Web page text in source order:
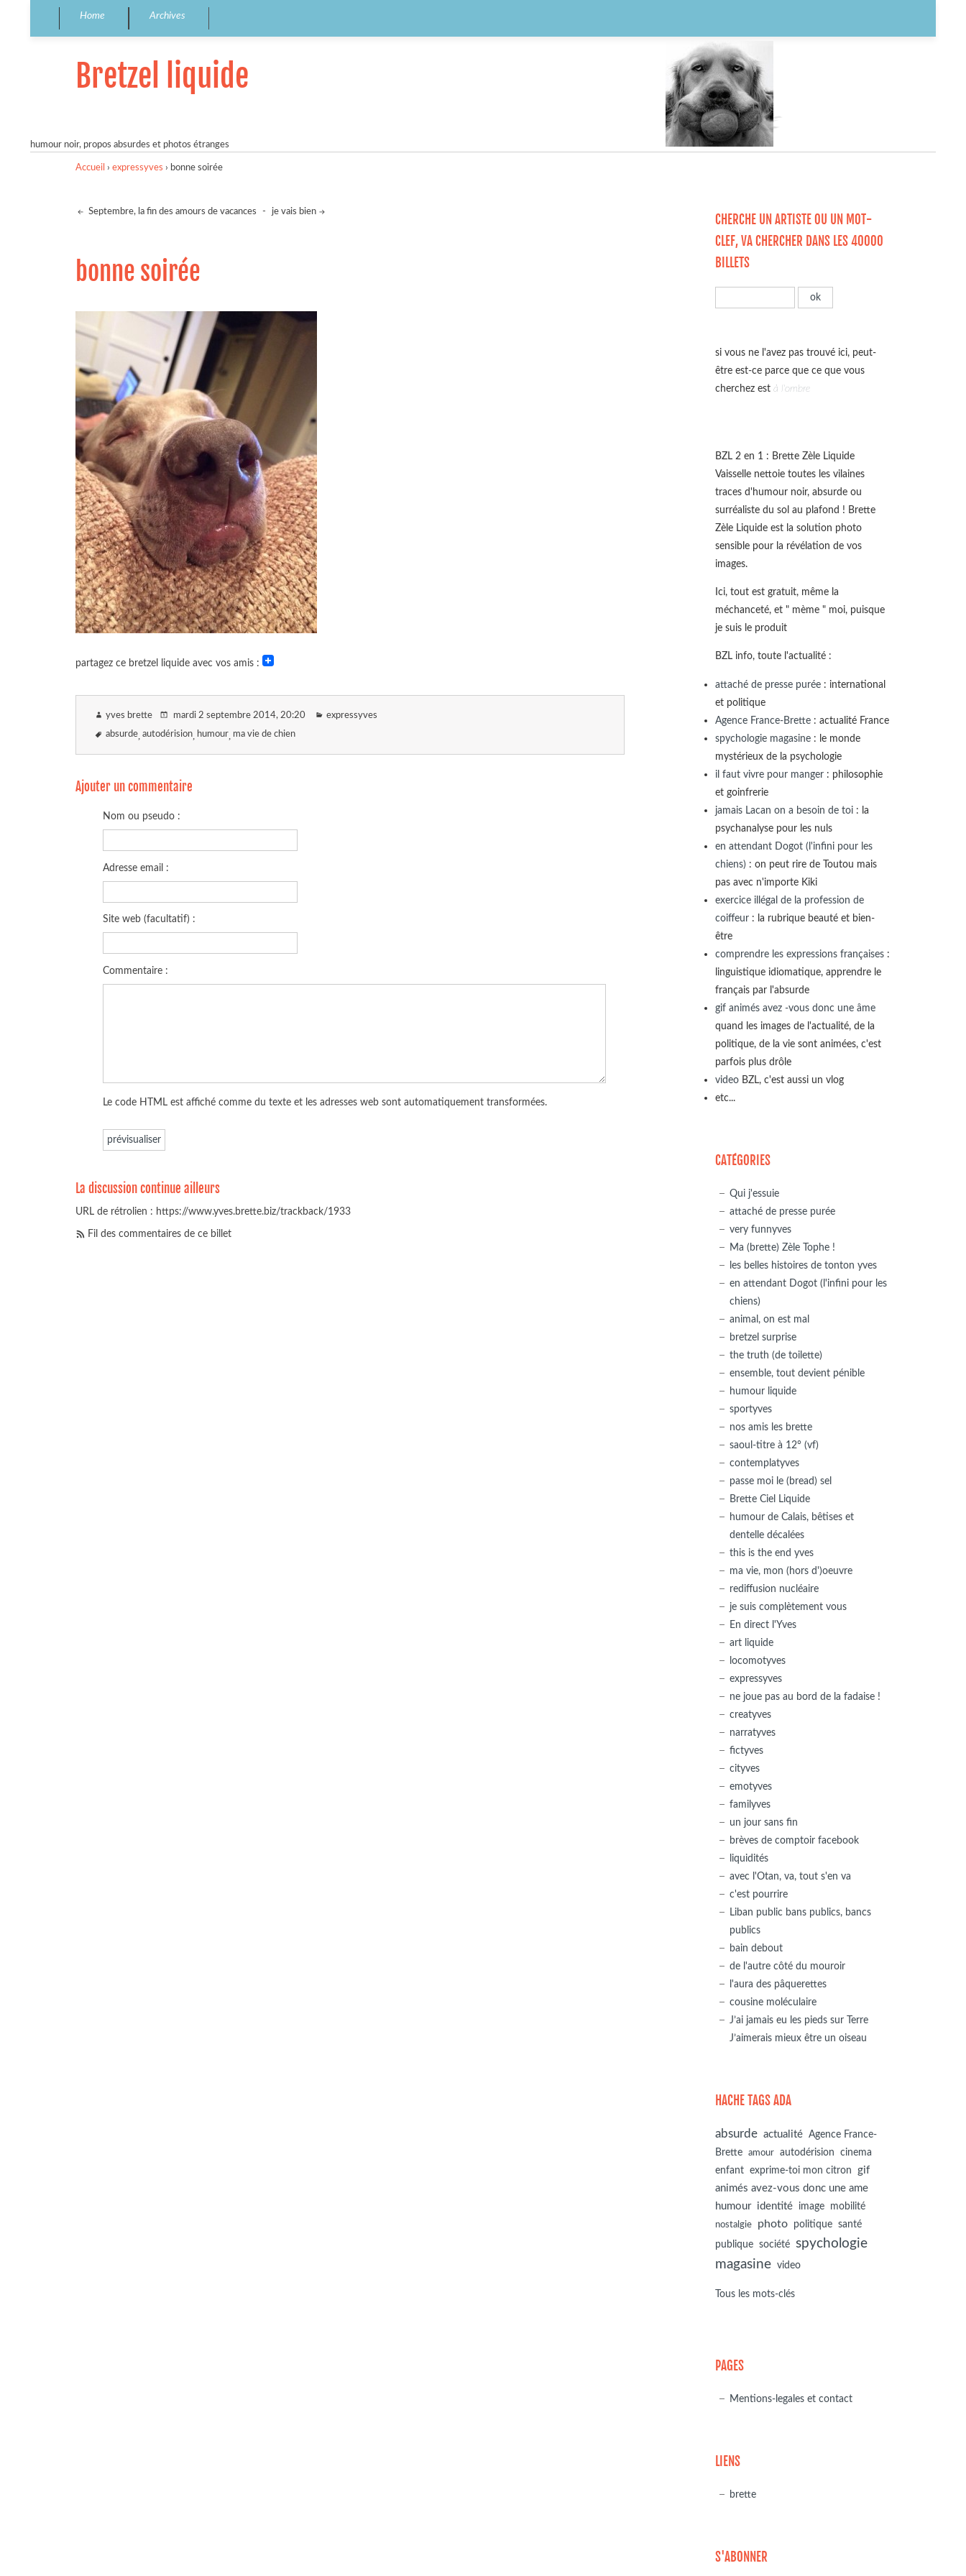
Home Archives
Bretzel liquide
humour noir, propos absurdes et photos étranges
Accueil › expressyves › bonne soirée
Septembre, la fin des amours de vacances - je vais bien
bonne soirée
partagez ce bretzel liquide avec vos amis :
yves brette mardi 2 septembre 2014, 20:20 expressyves
absurde autodérision humour ma vie de chien
Ajouter un commentaire
Nom ou pseudo :
Adresse email :
Site web (facultatif) :
Commentaire :
Le code HTML est affiché comme du texte et les adresses web sont automatiquement transformées.
La discussion continue ailleurs
URL de rétrolien : https://www.yves.brette.biz/trackback/1933
Fil des commentaires de ce billet
CHERCHE UN ARTISTE OU UN MOT-
CLEF, VA CHERCHER DANS LES 40000
BILLETS
si vous ne l'avez pas trouvé ici, peut-
être est-ce parce que ce que vous
cherchez està l'ombre
BZL 2 en 1 : Brette Zèle Liquide
Vaisselle nettoie toutes les vilaines
traces d'humour noir, absurde ou
surréaliste du sol au plafond ! Brette
Zèle Liquide est la solution photo
sensible pour la révélation de vos
images.
Ici, tout est gratuit, même la
méchanceté, et " mème " moi, puisque
je suis le produit
BZL info, toute l'actualité :
attaché de presse purée : international
et politique
Agence France-Brette : actualité France
spychologie magasine : le monde
mystérieux de la psychologie
il faut vivre pour manger : philosophie
et goinfrerie
jamais Lacan on a besoin de toi : la
psychanalyse pour les nuls
en attendant Dogot (l'infini pour les
chiens) : on peut rire de Toutou mais
pas avec n'importe Kiki
exercice illégal de la profession de
coiffeur : la rubrique beauté et bien-
être
comprendre les expressions françaises :
linguistique idiomatique, apprendre le
français par l'absurde
gif animés avez -vous donc une âme
quand les images de l'actualité, de la
politique, de la vie sont animées, c'est
parfois plus drôle
video BZL, c'est aussi un vlog
etc...
CATÉGORIES
Qui j'essuie
attaché de presse purée
very funnyves
Ma (brette) Zèle Tophe !
les belles histoires de tonton yves
en attendant Dogot (l'infini pour les
chiens)
animal, on est mal
bretzel surprise
the truth (de toilette)
ensemble, tout devient pénible
humour liquide
sportyves
nos amis les brette
saoul-titre à 12° (vf)
contemplatyves
passe moi le (bread) sel
Brette Ciel Liquide
humour de Calais, bêtises et
dentelle décalées
this is the end yves
ma vie, mon (hors d')oeuvre
rediffusion nucléaire
je suis complètement vous
En direct l'Yves
art liquide
locomotyves
expressyves
ne joue pas au bord de la fadaise !
creatyves
narratyves
fictyves
cityves
emotyves
familyves
un jour sans fin
brèves de comptoir facebook
liquidités
avec l'Otan, va, tout s'en va
c'est pourrire
Liban public bans publics, bancs
publics
bain debout
de l'autre côté du mouroir
l'aura des pâquerettes
cousine moléculaire
J’ai jamais eu les pieds sur Terre
J’aimerais mieux être un oiseau
HACHE TAGS ADA
absurde actualité Agence France-
Brette
amour autodérision
cinema
enfant exprime-toi mon citron
gif
animés avez-vous donc une ame
humour identité image mobilité
nostalgie photo politique santé
publique société spychologie
magasine video
Tous les mots-clés
PAGES
Mentions-legales et contact
LIENS
brette
S'ABONNER